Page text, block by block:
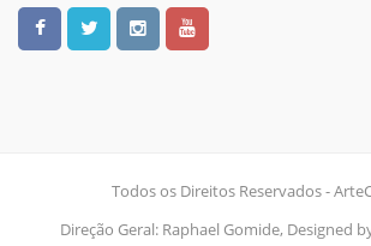
Todos os Direitos Reservados -
Direção Geral: Raphael Gomide, Designed